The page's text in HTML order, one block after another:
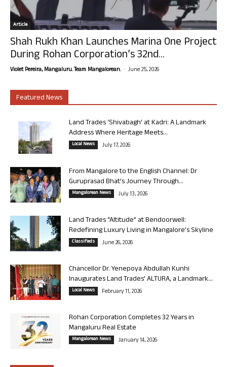
Article
Shah Rukh Khan Launches Marina One Project
During Rohan Corporation’s 32nd...
Violet Pereira, Mangaluru. Team Mangalorean. - June 25, 2026
Featured News
Land Trades ‘Shivabagh’ at Kadri: A Landmark
Address Where Heritage Meets...
Local News July 17, 2026
From Mangalore to the English Channel: Dr
Guruprasad Bhat’s Journey Through...
Mangalorean News July 13, 2026
Land Trades “Altitude” at Bendoorwell:
Redefining Luxury Living in Mangalore’s Skyline
Classifieds June 26, 2026
Chancellor Dr. Yenepoya Abdullah Kunhi
Inaugurates Land Trades’ ALTURA, a Landmark...
Local News February 11, 2026
Rohan Corporation Completes 32 Years in
Mangaluru Real Estate
Mangalorean News January 14, 2026